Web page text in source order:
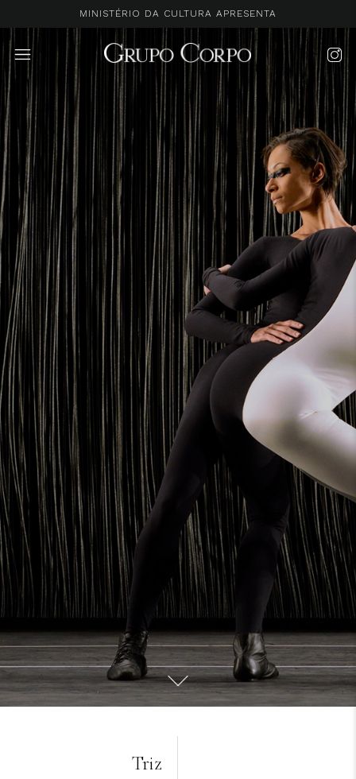
MINISTÉRIO DA CULTURA APRESENTA
Triz